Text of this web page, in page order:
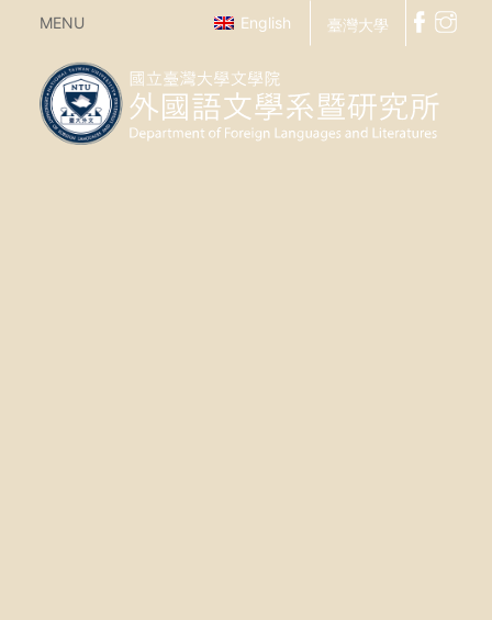
MENU English 臺灣大學